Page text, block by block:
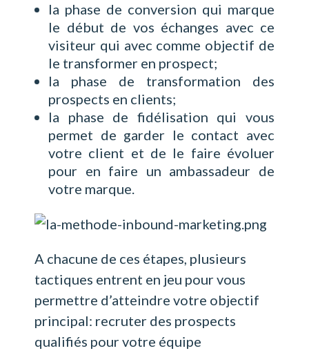
la phase de conversion qui marque
le début de vos échanges avec ce
visiteur qui avec comme objectif de
le transformer en prospect;
la phase de transformation des
prospects en clients;
la phase de fidélisation qui vous
permet de garder le contact avec
votre client et de le faire évoluer
pour en faire un ambassadeur de
votre marque.
A chacune de ces étapes, plusieurs
tactiques entrent en jeu pour vous
permettre d’atteindre votre objectif
principal: recruter des prospects
qualifiés pour votre équipe